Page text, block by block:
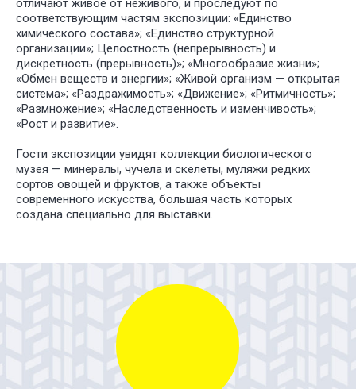
отличают живое от неживого, и проследуют по
соответствующим частям экспозиции: «Единство
химического состава»; «Единство структурной
организации»; Целостность (непрерывность) и
дискретность (прерывность)»; «Многообразие жизни»;
«Обмен веществ и энергии»; «Живой организм — открытая
система»; «Раздражимость»; «Движение»; «Ритмичность»;
«Размножение»; «Наследственность и изменчивость»;
«Рост и развитие».
Гости экспозиции увидят коллекции биологического
музея — минералы, чучела и скелеты, муляжи редких
сортов овощей и фруктов, а также объекты
современного искусства, большая часть которых
создана специально для выставки.